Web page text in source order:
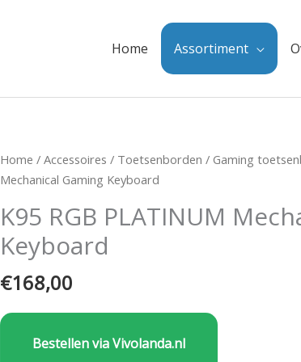
Home Assortiment
Home /Accessoires / Toetsenborden / Gaming
Mechanical Gaming Keyboard
K95 RGB PLATINUM
Keyboard
€168,00
Bestellen via Vivolanda.nl